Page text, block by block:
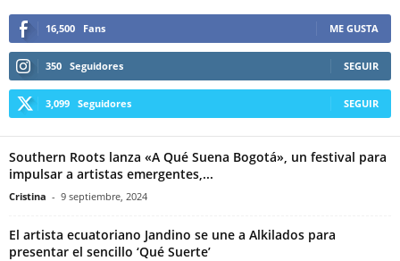
16,500 Fans ME GUSTA
350 Seguidores SEGUIR
3,099 Seguidores SEGUIR
Southern Roots lanza «A Qué Suena Bogotá», un festival para
impulsar a artistas emergentes,...
Cristina - 9 septiembre, 2024
El artista ecuatoriano Jandino se une a Alkilados para
presentar el sencillo ‘Qué Suerte’